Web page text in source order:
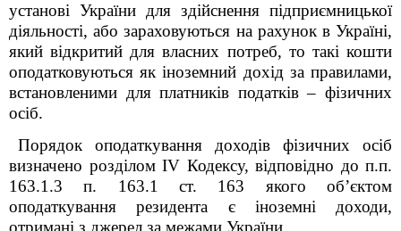
установі України для здійснення підприємницької
діяльності, або зараховуються на рахунок в Україні,
який відкритий для власних потреб, то такі кошти
оподатковуються як іноземний дохід за правилами,
встановленими для платників податків – фізичних
осіб.
Порядок оподаткування доходів фізичних осіб
визначено розділом ІV Кодексу, відповідно до п.п.
163.1.3 п. 163.1 ст. 163 якого об’єктом
оподаткування резидента є іноземні доходи,
отримані з джерел за межами України.